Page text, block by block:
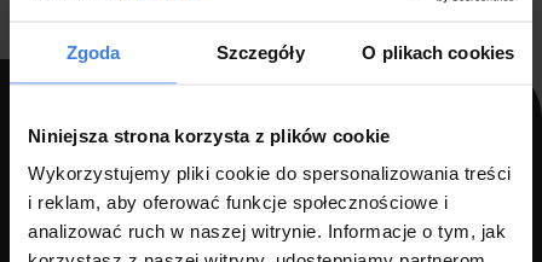
Zgoda Szczegóły O plikach cookies
Niniejsza strona korzysta z plików cookie
Wykorzystujemy pliki cookie do spersonalizowania treści
i reklam, aby oferować funkcje społecznościowe i
analizować ruch w naszej witrynie. Informacje o tym, jak
PPH LUZ s.c Szlagor Marek Szlagor Wojciech
ul. Kołłątaja 8,
46-203 Kluczbork